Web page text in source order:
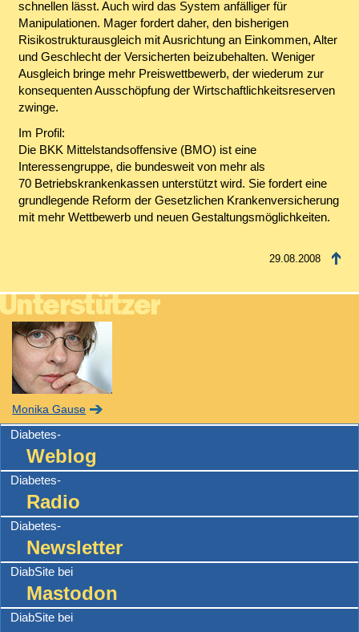
schnellen lässt. Auch wird das System anfälliger für
Manipulationen. Mager fordert daher, den bisherigen
Risikostrukturausgleich mit Ausrichtung an Einkommen, Alter
und Geschlecht der Versicherten beizubehalten. Weniger
Ausgleich bringe mehr Preiswettbewerb, der wiederum zur
konsequenten Ausschöpfung der Wirtschaftlichkeitsreserven
zwinge.
Im Profil:
Die BKK Mittelstandsoffensive (BMO) ist eine
Interessengruppe, die bundesweit von mehr als
70 Betriebskrankenkassen unterstützt wird. Sie fordert eine
grundlegende Reform der Gesetzlichen Krankenversicherung
mit mehr Wettbewerb und neuen Gestaltungsmöglichkeiten.
29.08.2008
Monika Gause
Diabetes-
Weblog
Diabetes-
Radio
Diabetes-
Newsletter
DiabSite bei
Mastodon
DiabSite bei